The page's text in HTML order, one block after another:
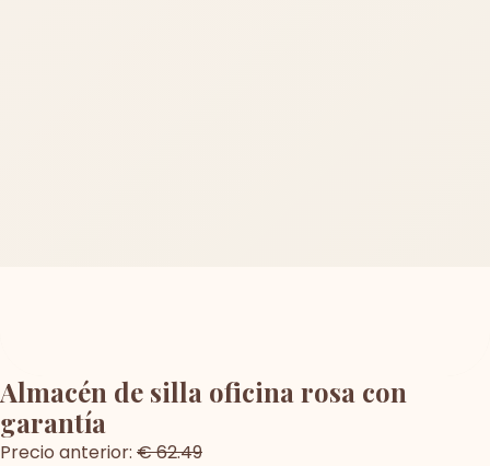
Almacén de silla oficina rosa con
garantía
Precio anterior: € 62.49